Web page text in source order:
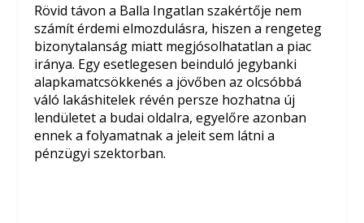
Rövid távon a Balla Ingatlan szakértője nem
számít érdemi elmozdulásra, hiszen a rengeteg
bizonytalanság miatt megjósolhatatlan a piac
iránya. Egy esetlegesen beinduló jegybanki
alapkamatcsökkenés a jövőben az olcsóbbá
váló lakáshitelek révén persze hozhatna új
lendületet a budai oldalra, egyelőre azonban
ennek a folyamatnak a jeleit sem látni a
pénzügyi szektorban.